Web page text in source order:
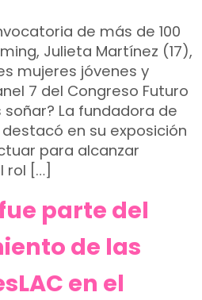
de más de 100
Julieta Martínez (17),
mujeres jóvenes y
7 del Congreso Futuro
soñar? La fundadora de
en su exposición
para alcanzar
rol […]
parte del
de las
en el